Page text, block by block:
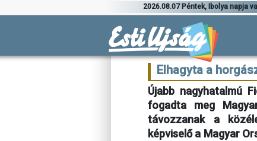
2026.08.07 Péntek, Ibolya napja
Elhagyta a
Újabb nagyhatalmú
fogadta meg
távozzanak a
képviselő a Magyar